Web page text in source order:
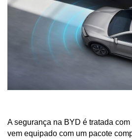
A segurança na BYD é tratada
vem equipado com um pacote